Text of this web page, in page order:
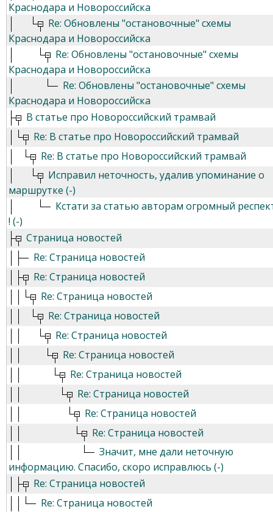
Краснодара и Новороссийска
Re: Обновлены "остановочные" схемы
Краснодара и Новороссийска
Re: Обновлены "остановочные" схемы
Краснодара и Новороссийска
Re: Обновлены "остановочные" схемы
Краснодара и Новороссийска
В статье про Новороссийский трамвай
Re: В статье про Новороссийский трамвай
Re: В статье про Новороссийский трамвай
Исправил неточность, удалив упоминание о
маршрутке (-)
Кстати за статью авторам огромный
! (-)
Страница новостей
Re: Страница новостей
Re: Страница новостей
Re: Страница новостей
Re: Страница новостей
Re: Страница новостей
Re: Страница новостей
Re: Страница новостей
Re: Страница новостей
Re: Страница новостей
Re: Страница новостей
Значит, мне дали неточную
информацию. Спасибо, скоро исправлюсь (-)
Re: Страница новостей
Re: Страница новостей